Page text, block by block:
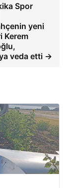
Spor
yeni
Kerem
veda etti →